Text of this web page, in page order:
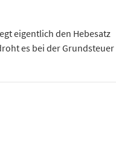
eigentlich den Hebesatz
es bei der Grundsteuer